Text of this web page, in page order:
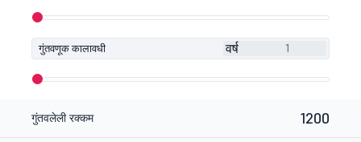
गुंतवणूक कालावधी वर्ष
गुंतवलेली रक्कम 1200